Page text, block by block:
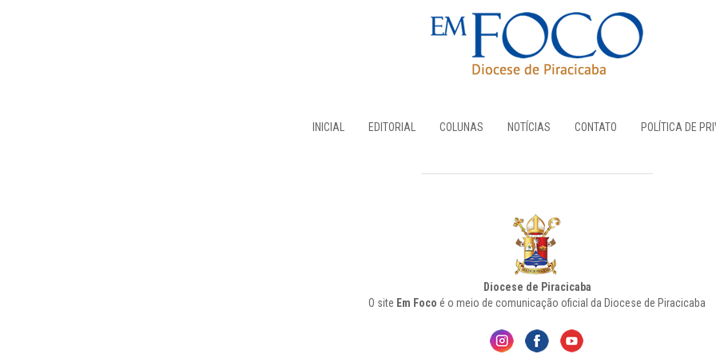
INICIAL EDITORIAL COLUNAS NOTÍCIAS CONTATO POLÍTICA DE
Diocese de Piracicaba
O site Em Foco é o meio de comunicação oficial da Diocese de Piracicaba